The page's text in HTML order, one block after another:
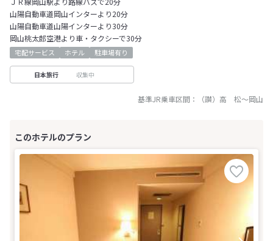
山陽自動車道岡山インターより20分
山陽自動車道山陽インターより30分
岡山桃太郎空港より車・タクシーで30分
宅配サービス ホテル 駐車場有り
日本旅行 収集中
基準JR乗車区間： （讃）高 松～岡山